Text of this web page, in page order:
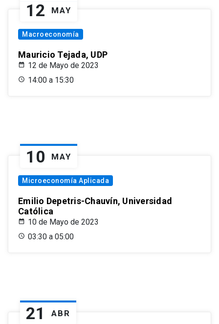
12 MAY
Macroeconomía
Mauricio Tejada, UDP
12 de Mayo de 2023
14:00 a 15:30
10 MAY
Microeconomía Aplicada
Emilio Depetris-Chauvín, Universidad
Católica
10 de Mayo de 2023
03:30 a 05:00
21 ABR